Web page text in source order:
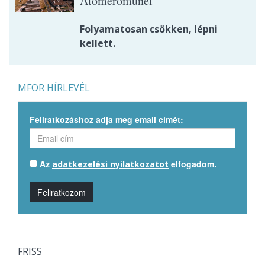
Folyamatosan csökken, lépni
kellett.
MFOR HÍRLEVÉL
Feliratkozáshoz adja meg email címét:
Az adatkezelési nyilatkozatot elfogadom.
Feliratkozom
FRISS